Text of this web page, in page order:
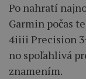
Po nahratí
Garmin počas
4iiii Precision
no spoľahlivá
znamením.